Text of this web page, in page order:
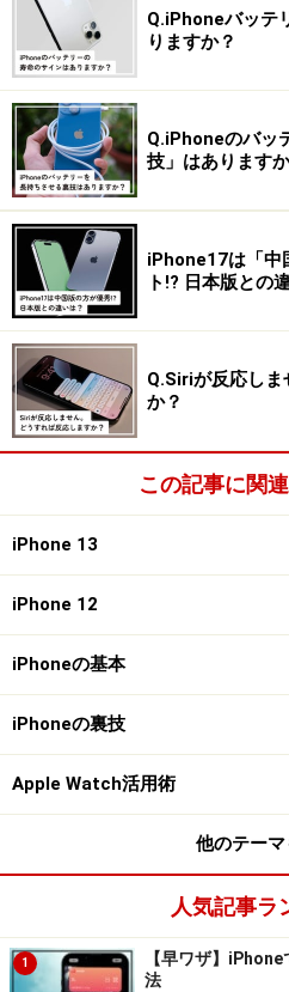
Q.iPhoneバッテ
りますか？
Q.iPhoneのバッ
技」はあります
iPhone17は「中
ト!? 日本版との
Q.Siriが反応し
か？
この記事に関
iPhone 13
iPhone 12
iPhoneの基本
iPhoneの裏技
Apple Watch活用術
他のテー
人気記事ラ
1
【早ワザ】
法